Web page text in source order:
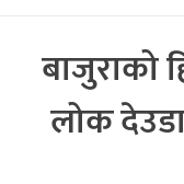
बाजुराको
लोक